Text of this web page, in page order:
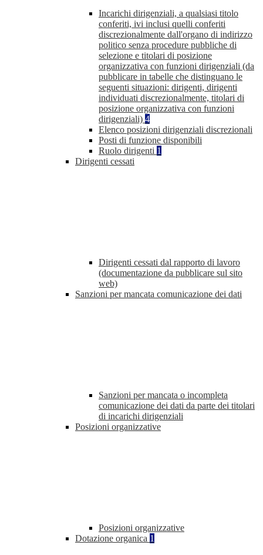
Incarichi dirigenziali, a qualsiasi titolo
conferiti, ivi inclusi quelli conferiti
discrezionalmente dall'organo di indirizzo
politico senza procedure pubbliche di
selezione e titolari di posizione
organizzativa con funzioni dirigenziali (da
pubblicare in tabelle che distinguano le
seguenti situazioni: dirigenti, dirigenti
individuati discrezionalmente, titolari di
posizione organizzativa con funzioni
dirigenziali) 4
Elenco posizioni dirigenziali discrezionali
Posti di funzione disponibili
Ruolo dirigenti 1
Dirigenti cessati
Dirigenti cessati dal rapporto di lavoro
(documentazione da pubblicare sul sito
web)
Sanzioni per mancata comunicazione dei dati
Sanzioni per mancata o incompleta
comunicazione dei dati da parte dei titolari
di incarichi dirigenziali
Posizioni organizzative
Posizioni organizzative
Dotazione organica 1